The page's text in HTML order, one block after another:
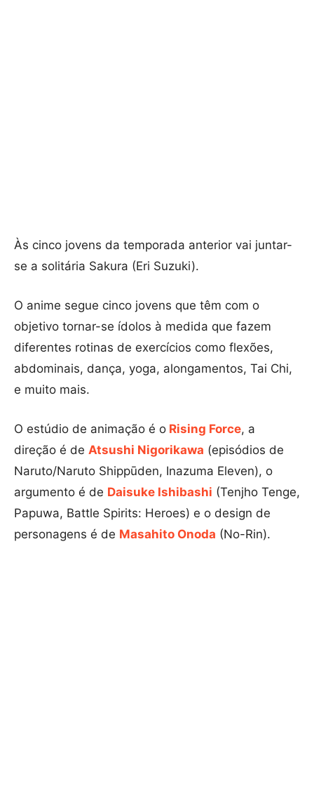
Às cinco jovens da temporada anterior vai juntar-
se a solitária Sakura (Eri Suzuki).
O anime segue cinco jovens que têm com o
objetivo tornar-se ídolos à medida que fazem
diferentes rotinas de exercícios como flexões,
abdominais, dança, yoga, alongamentos, Tai Chi,
e muito mais.
O estúdio de animação é o Rising Force, a
direção é de Atsushi Nigorikawa (episódios de
Naruto/Naruto Shippūden, Inazuma Eleven), o
argumento é de Daisuke Ishibashi (Tenjho Tenge,
Papuwa, Battle Spirits: Heroes) e o design de
personagens é de Masahito Onoda (No-Rin).